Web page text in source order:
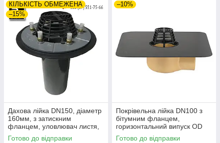
КІЛЬКІСТЬ ОБМЕЖЕНА
–15%
Дахова лійка DN150, діаметр
160мм, з затискним
фланцем, уловлювач листя,
SitaMulti
Готово до відправки
–10%
Покрівельна лійка DN100 з
бітумним фланцем,
горизонтальний випуск OD
110
Готово до відправки